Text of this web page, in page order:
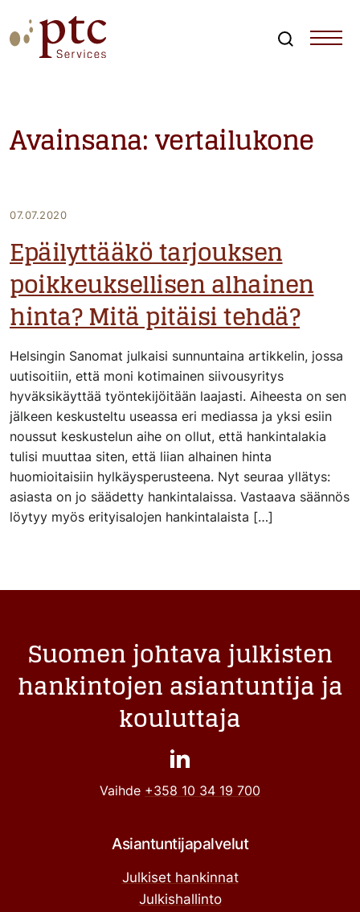
to
content
Avainsana:vertailukone
07.07.2020
Epäilyttääkö tarjouksen
poikkeuksellisen alhainen
hinta? Mitä pitäisi tehdä?
Helsingin Sanomat julkaisi sunnuntaina artikkelin, jossa
uutisoitiin, että moni kotimainen siivousyritys
hyväksikäyttää työntekijöitään laajasti. Aiheesta on sen
jälkeen keskusteltu useassa eri mediassa ja yksi esiin
noussut keskustelun aihe on ollut, että hankintalakia
tulisi muuttaa siten, että liian alhainen hinta
huomioitaisiin hylkäysperusteena. Nyt seuraa yllätys:
asiasta on jo säädetty hankintalaissa. Vastaava säännös
löytyy myös erityisalojen hankintalaista […]
Suomen johtava julkisten
hankintojen asiantuntija ja
kouluttaja
Vaihde +358 10 34 19 700
Asiantuntijapalvelut
Julkiset hankinnat
Julkishallinto